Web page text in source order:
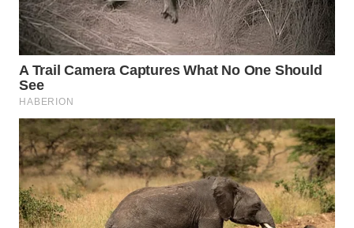
WAHANA
DESA
WISATA
LAPAK
WAHANA
Wahana
Network
KONSUMEN
LISTRIK